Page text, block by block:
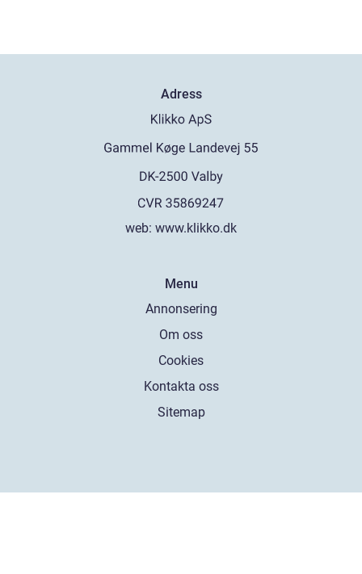
Adress
web: www.klikko.dk
Menu
Annonsering
Om oss
Cookies
Kontakta oss
Sitemap